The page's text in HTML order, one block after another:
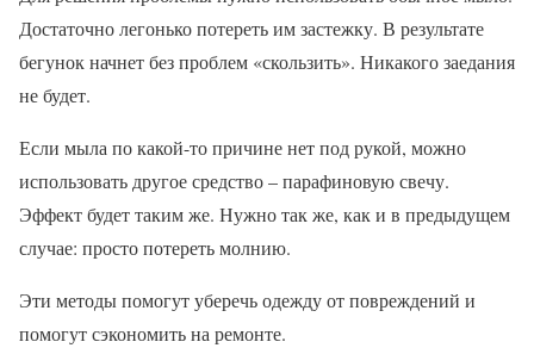
Достаточно легонько потереть им застежку. В результате
бегунок начнет без проблем «скользить». Никакого заедания
не будет.
Если мыла по какой-то причине нет под рукой, можно
использовать другое средство – парафиновую свечу.
Эффект будет таким же. Нужно так же, как и в предыдущем
случае: просто потереть молнию.
Эти методы помогут уберечь одежду от повреждений и
помогут сэкономить на ремонте.